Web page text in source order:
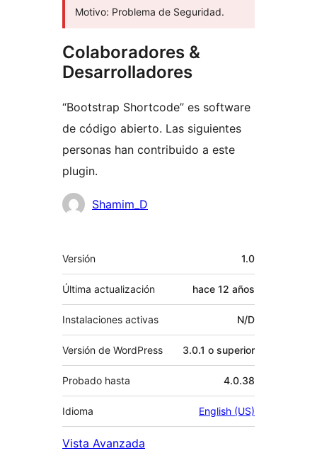
Motivo: Problema de Seguridad.
Colaboradores &
Desarrolladores
“Bootstrap Shortcode” es software
de código abierto. Las siguientes
personas han contribuido a este
plugin.
Colaboradores
Shamim_D
Meta
Versión 1.0
Última actualización hace 12 años
Instalaciones activas N/D
Versión de WordPress 3.0.1 o superior
Probado hasta 4.0.38
Idioma English (US)
Vista Avanzada